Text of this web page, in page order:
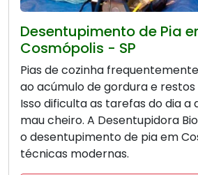
Desentupimento de Pia
Cosmópolis - SP
Pias de cozinha
ao acúmulo de gordura e
Isso dificulta as tarefas do dia a
mau cheiro. A Desentupidora
o desentupimento de pia em
técnicas modernas.